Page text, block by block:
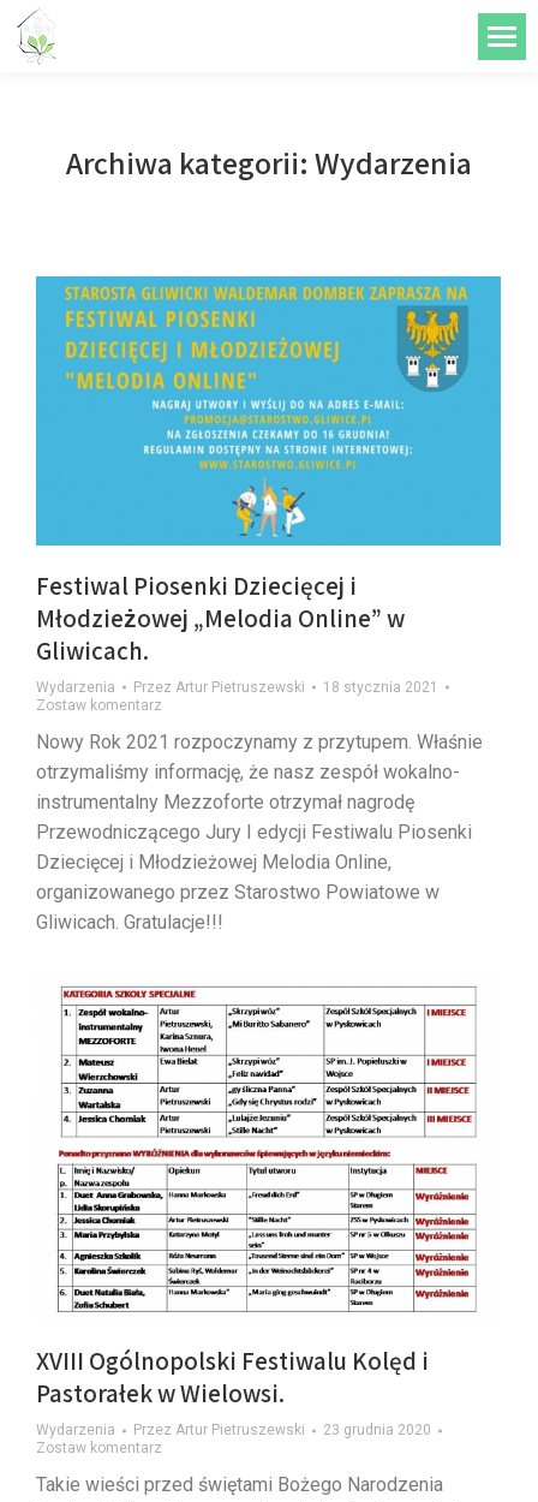
treści
Archiwa kategorii: Wydarzenia
Festiwal Piosenki Dziecięcej i
Młodzieżowej „Melodia Online” w
Gliwicach.
Wydarzenia Przez Artur Pietruszewski
18 stycznia 2021
Zostaw komentarz
Nowy Rok 2021 rozpoczynamy z przytupem. Właśnie
otrzymaliśmy informację, że nasz zespół wokalno-
instrumentalny Mezzoforte otrzymał nagrodę
Przewodniczącego Jury I edycji Festiwalu Piosenki
Dziecięcej i Młodzieżowej Melodia Online,
organizowanego przez Starostwo Powiatowe w
Gliwicach. Gratulacje!!!
XVIII Ogólnopolski Festiwalu Kolęd i
Pastorałek w Wielowsi.
Wydarzenia Przez Artur Pietruszewski
23 grudnia 2020
Zostaw komentarz
Takie wieści przed świętami Bożego Narodzenia